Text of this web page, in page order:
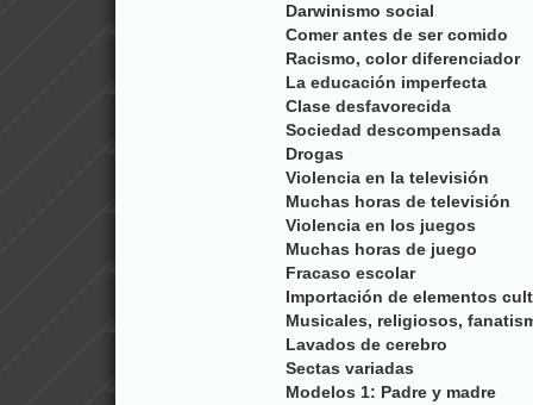
Darwinismo social
Comer antes de ser comido
Racismo, color diferenciador
La educación imperfecta
Clase desfavorecida
Sociedad descompensada
Drogas
Violencia en la televisión
Muchas horas de televisión
Violencia en los juegos
Muchas horas de juego
Fracaso escolar
Importación de elementos
Musicales, religiosos,
Lavados de cerebro
Sectas variadas
Modelos 1: Padre y madre